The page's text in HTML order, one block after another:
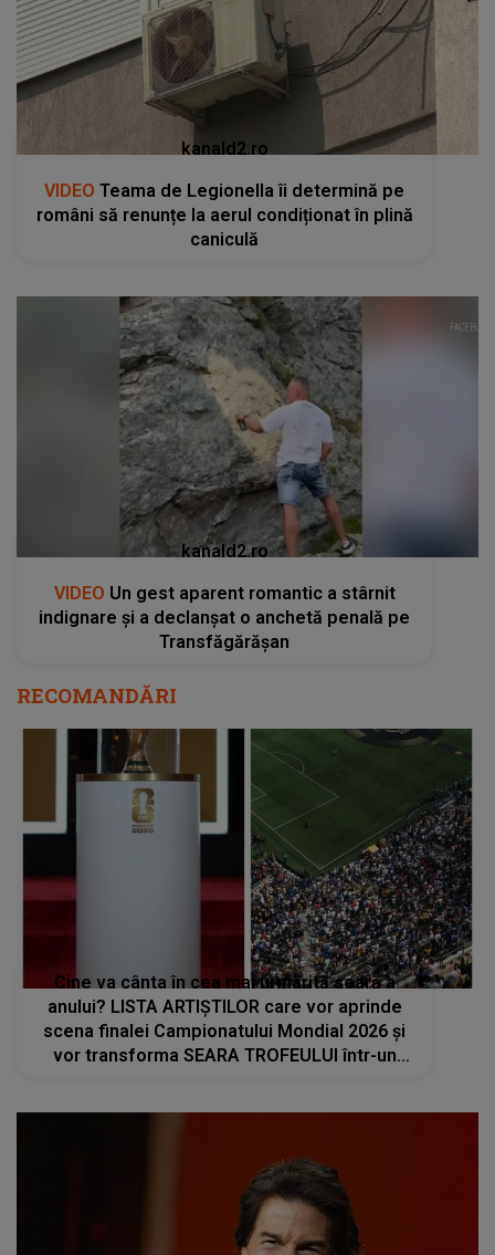
kanald2.ro
VIDEO Teama de Legionella îi determină pe
români să renunțe la aerul condiționat în plină
caniculă
kanald2.ro
VIDEO Un gest aparent romantic a stârnit
indignare și a declanșat o anchetă penală pe
Transfăgărășan
RECOMANDĂRI
Cine va cânta în cea mai urmărită seară a
anului? LISTA ARTIȘTILOR care vor aprinde
scena finalei Campionatului Mondial 2026 și
vor transforma SEARA TROFEULUI într-un